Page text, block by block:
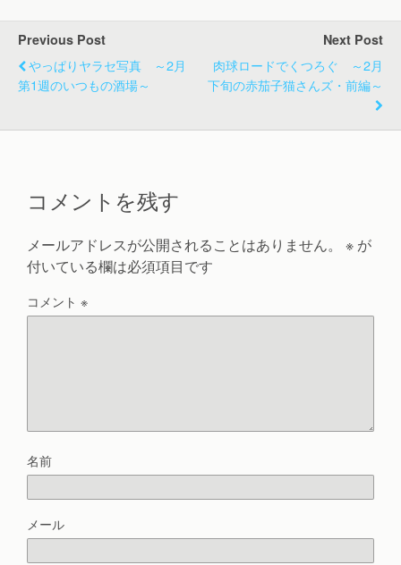
Previous Post
やっぱりヤラセ写真 ～2月
第1週のいつもの酒場～
Next Post
肉球ロードでくつろぐ ～2月
下旬の赤茄子猫さんズ・前編～
コメントを残す
メールアドレスが公開されることはありません。 ※ が
付いている欄は必須項目です
コメント ※
名前
メール